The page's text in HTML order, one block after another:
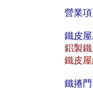
營業
鐵皮
鋁製
鐵皮
鐵捲